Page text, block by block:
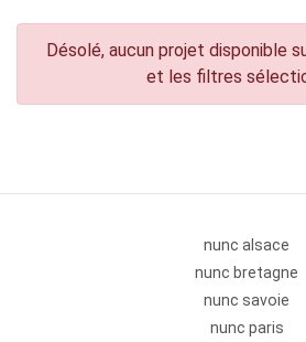
Désolé, aucun projet disponible
et les filtres
nunc alsace
nunc bretagne
nunc savoie
nunc paris